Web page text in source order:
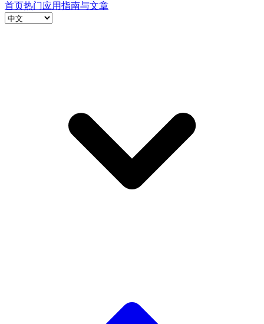
首页热门应用指南与文章